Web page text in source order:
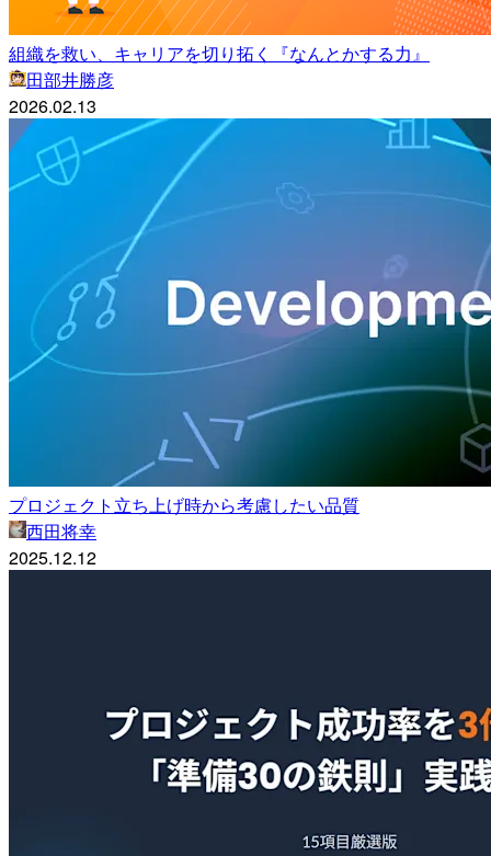
組織を救い、キャリアを切り拓く『なんとかする力』
田部井勝彦
2026.02.13
プロジェクト立ち上げ時から考慮したい品質
西田将幸
2025.12.12